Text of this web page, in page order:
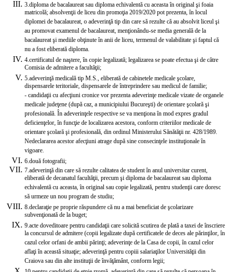
3. diploma de bacalaureat sau diploma echivalentă cu aceasta în original şi foaia
matricolă; absolvenţii de liceu din promoţia 2019/2020 pot prezenta, în locul
diplomei de bacalaureat, o adeverinţă tip din care să rezulte că au absolvit liceul şi
au promovat examenul de bacalaureat, menţionându-se media generală de la
bacalaureat şi mediile obţinute în anii de liceu, termenul de valabilitate şi faptul că
nu a fost eliberată diploma.
4. certificatul de naştere, în copie legalizată; legalizarea se poate efectua şi de către
Comisia de admitere a facultăţii;
5. adeverinţă medicală tip M.S., eliberată de cabinetele medicale şcolare,
dispensarele teritoriale, dispensarele de întreprindere sau medicul de familie;
- candidaţii cu afecţiuni cronice vor prezenta adeverinţe medicale vizate de organele
medicale judeţene (după caz, a municipiului Bucureşti) de orientare şcolară şi
profesională. În adeverinţele respective se va menţiona în mod expres gradul
deficienţelor, în funcţie de localizarea acestora, conform criteriilor medicale de
orientare şcolară şi profesională, din ordinul Ministerului Sănătăţii nr. 428/1989.
Nedeclararea acestor afecţiuni atrage după sine consecinţele instituţionale în
vigoare.
6. două fotografii;
7. adeverinţă din care să rezulte calitatea de student în anul universitar curent,
eliberată de decanatul facultăţii, precum şi diploma de bacalaureat sau diploma
echivalentă cu aceasta, în original sau copie legalizată, pentru studenţii care doresc
să urmeze un nou program de studiu;
8. declaraţie pe proprie răspundere că nu a mai beneficiat de şcolarizare
subvenţionată de la buget;
9. acte doveditoare pentru candidaţii care solicită scutirea de plată a taxei de înscriere
la concursul de admitere (copii legalizate după certifi­catele de deces ale părinţilor, în
cazul celor orfani de ambii părinţi; adeverinţe de la Casa de copii, în cazul celor
aflaţi în această situaţie; adeverinţă pentru copiii salariaţilor Universităţii din
Craiova sau din alte instituţii de învăţământ, conform legii;